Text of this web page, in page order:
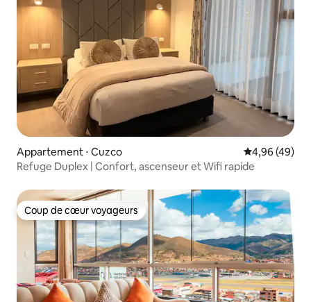
Appartement ⋅ Cuzco Évaluation
4,96 (49)
Refuge Duplex | Confort, ascenseur et Wifi rapide
Coup de cœur voyageurs
Coup de cœur voyageurs